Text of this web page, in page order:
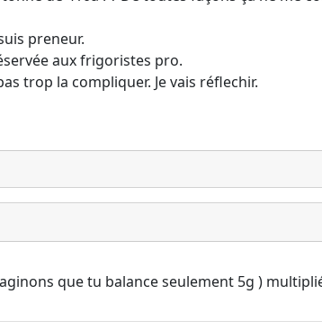
preneur.
aux frigoristes pro.
trop la compliquer. Je vais réflechir.
que tu balance seulement 5g )